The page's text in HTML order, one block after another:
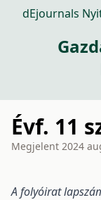
dEjournals
Évf. 11
Megjelent 2024
A folyóirat